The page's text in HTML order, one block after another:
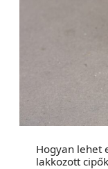
Hogyan lehet
lakkozott